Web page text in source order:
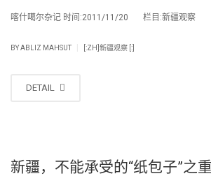
喀什噶尔杂记 时间:2011/11/20 栏目:新疆观
BYABLIZ MAHSUT [:ZH]新疆观察 [:]
DETAIL
新疆，不能承受的“纸包子”之重